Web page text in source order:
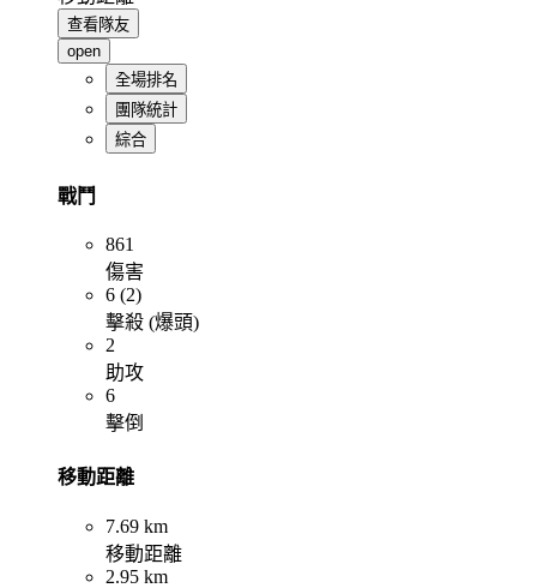
查看隊友
open
全場排名
團隊統計
綜合
戰鬥
861
傷害
6 (2)
擊殺 (爆頭)
2
助攻
6
擊倒
移動距離
7.69 km
移動距離
2.95 km